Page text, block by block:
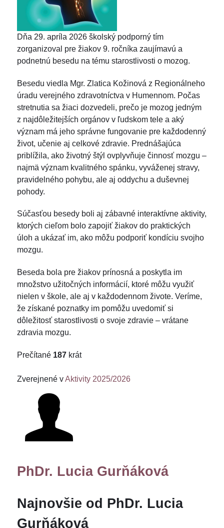
Dňa 29. apríla 2026 školský podporný tím
zorganizoval pre žiakov 9. ročníka zaujímavú a
podnetnú besedu na tému starostlivosti o mozog.
Besedu viedla Mgr. Zlatica Kožinová z Regionálneho
úradu verejného zdravotníctva v Humennom. Počas
stretnutia sa žiaci dozvedeli, prečo je mozog jedným
z najdôležitejších orgánov v ľudskom tele a aký
význam má jeho správne fungovanie pre každodenný
život, učenie aj celkové zdravie. Prednášajúca
priblížila, ako životný štýl ovplyvňuje činnosť mozgu –
najmä význam kvalitného spánku, vyváženej stravy,
pravidelného pohybu, ale aj oddychu a duševnej
pohody.
Súčasťou besedy boli aj zábavné interaktívne aktivity,
ktorých cieľom bolo zapojiť žiakov do praktických
úloh a ukázať im, ako môžu podporiť kondíciu svojho
mozgu.
Beseda bola pre žiakov prínosná a poskytla im
množstvo užitočných informácií, ktoré môžu využiť
nielen v škole, ale aj v každodennom živote. Veríme,
že získané poznatky im pomôžu uvedomiť si
dôležitosť starostlivosti o svoje zdravie – vrátane
zdravia mozgu.
Prečítané 187 krát
Zverejnené vAktivity 2025/2026
PhDr. Lucia Gurňáková
Najnovšie od PhDr. Lucia
Gurňáková